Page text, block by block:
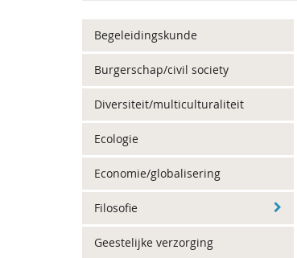
Begeleidingskunde
Burgerschap/civil society
Diversiteit/multiculturaliteit
Ecologie
Economie/globalisering
Filosofie
Geestelijke verzorging